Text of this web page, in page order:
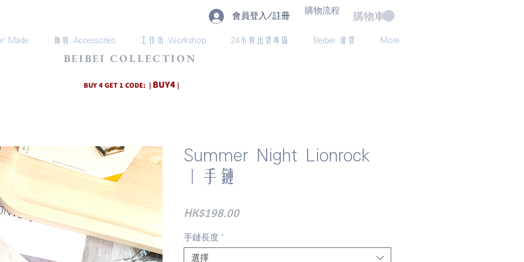
會員登入/註冊 購物流程 購物車
Made 飾物 Accessories 工作坊 Workshop 24小時出貨專區 Beibei 雜貨 More
BEIBEI COLLECTION
BUY 4 GET 1 CODE: | BUY4|
Summer Night Lionrock
｜手鏈
HK$198.00價
手鏈長度 *
選擇